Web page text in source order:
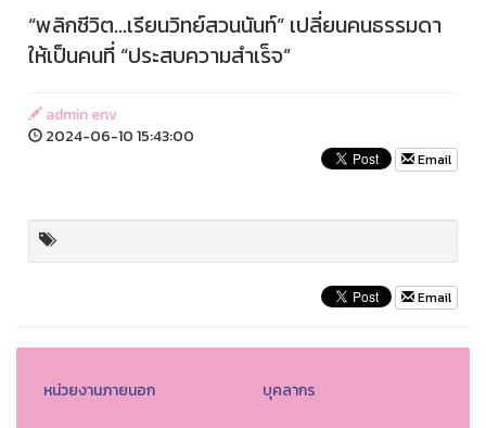
“พลิกชีวิต...เรียนวิทย์สวนนันท์” เปลี่ยนคนธรรมดา
ให้เป็นคนที่ “ประสบความสำเร็จ”
admin env
2024-06-10 15:43:00
Email
Email
หน่วยงานภายนอก บุคลากร